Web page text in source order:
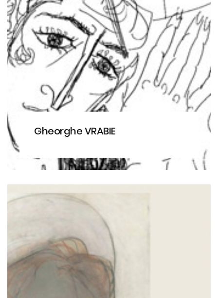
Gheorghe VRABIE